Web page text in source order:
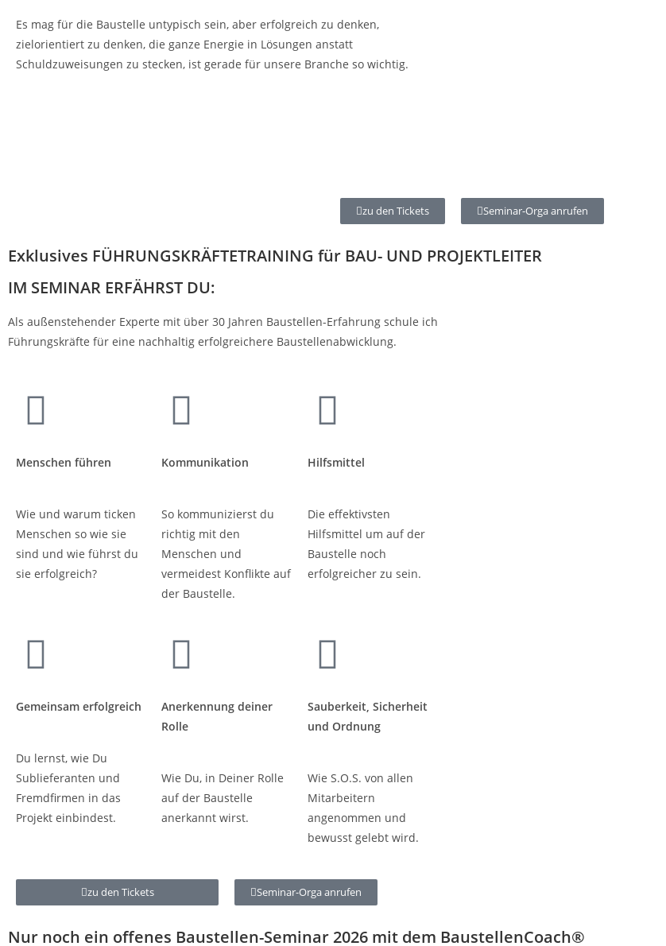
Es mag für die Baustelle untypisch sein, aber erfolgreich zu denken,
zielorientiert zu denken, die ganze Energie in Lösungen anstatt
Schuldzuweisungen zu stecken, ist gerade für unsere Branche so wichtig.
zu den Tickets Seminar-Orga anrufen
Exklusives FÜHRUNGSKRÄFTETRAINING für BAU- UND PROJEKTLEITER
IM SEMINAR ERFÄHRST DU:
Als außenstehender Experte mit über 30 Jahren Baustellen-Erfahrung schule ich
Führungskräfte für eine nachhaltig erfolgreichere Baustellenabwicklung.
Menschen führen
Wie und warum ticken
Menschen so wie sie
sind und wie führst du
sie erfolgreich?
Kommunikation
So kommunizierst du
richtig mit den
Menschen und
vermeidest Konflikte auf
der Baustelle.
Hilfsmittel
Die effektivsten
Hilfsmittel um auf der
Baustelle noch
erfolgreicher zu sein.
Gemeinsam erfolgreich
Du lernst, wie Du
Sublieferanten und
Fremdfirmen in das
Projekt einbindest.
Anerkennung deiner
Rolle
Wie Du, in Deiner Rolle
auf der Baustelle
anerkannt wirst.
Sauberkeit, Sicherheit
und Ordnung
Wie S.O.S. von allen
Mitarbeitern
angenommen und
bewusst gelebt wird.
zu den Tickets Seminar-Orga anrufen
Nur noch ein offenes Baustellen-Seminar 2026 mit dem BaustellenCoach®